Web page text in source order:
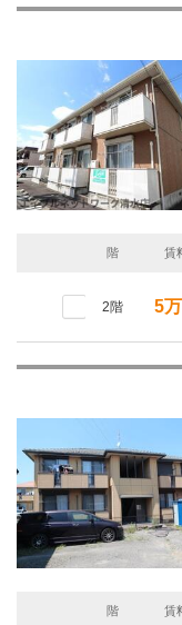
階 賃
2階 5
階 賃